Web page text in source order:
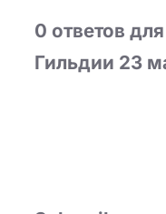
0 ответов
Гильдии 23